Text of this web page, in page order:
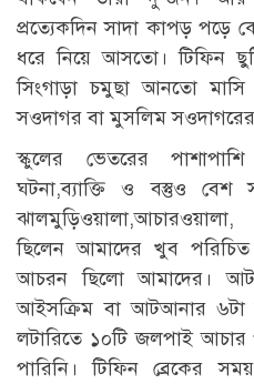
প্রত্যেকদিন সাদা কাপড় পড়ে
ধরে নিয়ে আসতো। টিফিন
সিংগাড়া চমুছা আনতো
সওদাগর বা মুসলিম
স্কুলের ভেতরের
ঘটনা,ব্যাক্তি ও বস্তুও বেশ
ছিলেন আমাদের খুব
আচরন ছিলো আমাদের।
আইসক্রিম বা আটআনার
লটারিতে ১০টি জলপাই
পারিনি। টিফিন ব্রেকের